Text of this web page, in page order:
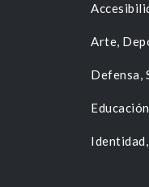
Arte,
Defensa,
Educación